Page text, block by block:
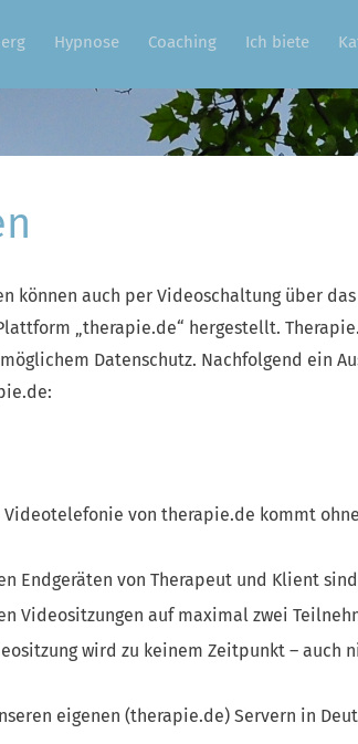
Hypnose Coaching Ich biete
können auch per Videoschaltung über
„therapie.de“ hergestellt.
Datenschutz. Nachfolgend ein
von therapie.de kommt
Endgeräten von Therapeut und Klient
Videositzungen auf maximal zwei
wird zu keinem Zeitpunkt – auch
eigenen (therapie.de) Servern in